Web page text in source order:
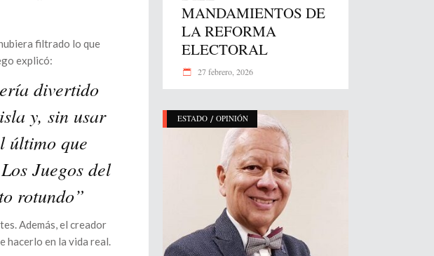
filtrado lo que
explicó:
divertido
y, sin usar
último que
Juegos del
rotundo”
Además, el creador
hacerlo en la vida real.
MANDAMIENTOS DE
LA REFORMA
ELECTORAL
27 febrero, 2026
ESTADO / OPINIÓN